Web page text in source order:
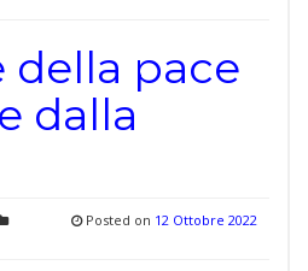
della pace
dalla
Posted on 12 Ottobre 2022